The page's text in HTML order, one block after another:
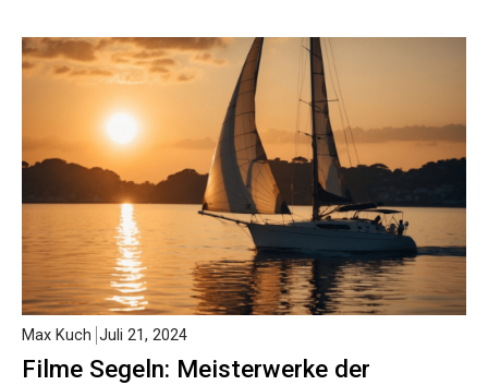
Filme Segeln: Meisterwerke der
Max Kuch Juli 21, 2024